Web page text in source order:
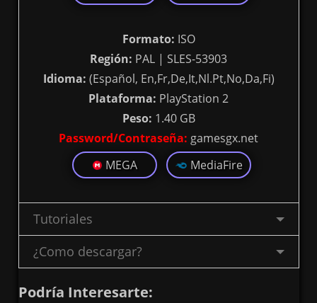
Formato: ISO
Región: PAL | SLES-53903
Idioma: (Español, En,Fr,De,It,Nl.Pt,No,Da,Fi)
Plataforma: PlayStation 2
Peso: 1.40 GB
Password/Contraseña: gamesgx.net
MEGA
MediaFire
Tutoriales
¿Como descargar?
Podría Interesarte: